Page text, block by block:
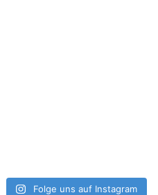
Folge uns auf Instagram